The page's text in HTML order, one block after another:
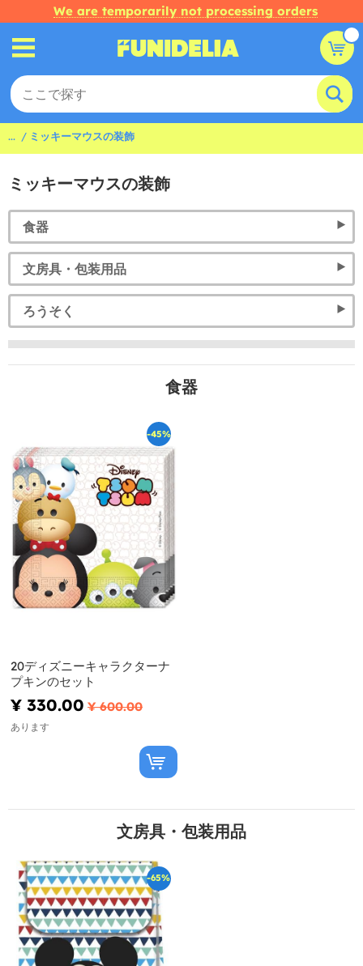
We are temporarily not processing orders
... ミッキーマウスの装飾
ミッキーマウスの装飾
食器
文房具・包装用品
ろうそく
食器
-45%
20ディズニーキャラクターナ
プキンのセット
¥ 330.00 ¥ 600.00
あります
文房具・包装用品
-65%